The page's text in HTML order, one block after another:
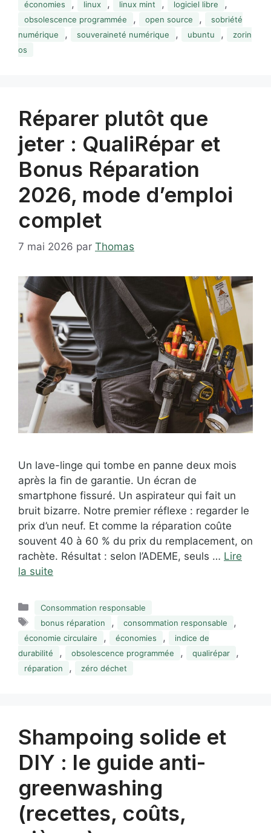
économies , linux , linux mint , logiciel libre ,
obsolescence programmée , open source ,
sobriété
numérique
, souveraineté numérique , ubuntu ,
zorin
os
Réparer plutôt que
jeter : QualiRépar et
Bonus Réparation
2026, mode d’emploi
complet
7 mai 2026 par Thomas
Un lave-linge qui tombe en panne deux mois
après la fin de garantie. Un écran de
smartphone fissuré. Un aspirateur qui fait un
bruit bizarre. Notre premier réflexe : regarder le
prix d’un neuf. Et comme la réparation coûte
souvent 40 à 60 % du prix du remplacement, on
rachète. Résultat : selon l’ADEME, seuls … Lire
la suite
Catégories
Consommation responsable
Étiquettes
bonus réparation , consommation responsable ,
économie circulaire , économies ,
indice de
durabilité
, obsolescence programmée , qualirépar ,
réparation , zéro déchet
Shampoing solide et
DIY : le guide anti-
greenwashing
(recettes, coûts,